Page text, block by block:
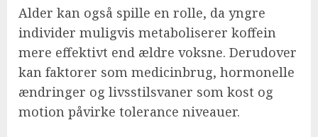
Alder kan også spille en rolle, da yngre
individer muligvis metaboliserer koffein
mere effektivt end ældre voksne. Derudover
kan faktorer som medicinbrug, hormonelle
ændringer og livsstilsvaner som kost og
motion påvirke tolerance niveauer.